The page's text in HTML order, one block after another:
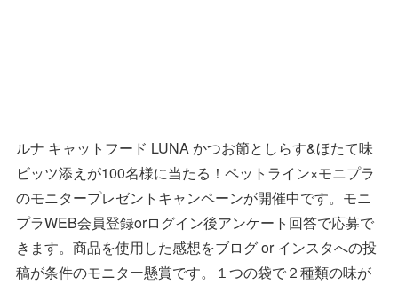
ルナ キャットフード LUNA かつお節としらす&ほたて味
ビッツ添えが100名様に当たる！ペットライン×モニプラ
のモニタープレゼントキャンペーンが開催中です。モニ
プラWEB会員登録orログイン後アンケート回答で応募で
きます。商品を使用した感想をブログ or インスタへの投
稿が条件のモニター懸賞です。１つの袋で２種類の味が